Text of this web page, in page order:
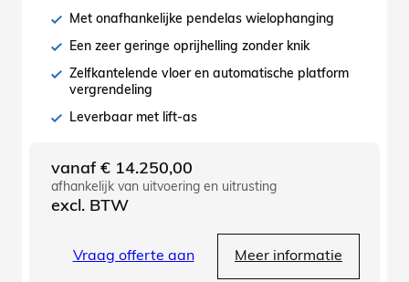
Met onafhankelijke pendelas wielophanging
Een zeer geringe oprijhelling zonder knik
Zelfkantelende vloer en automatische platform
vergrendeling
Leverbaar met lift-as
vanaf € 14.250,00
afhankelijk van uitvoering en uitrusting
excl. BTW
Vraag offerte aan Meer informatie